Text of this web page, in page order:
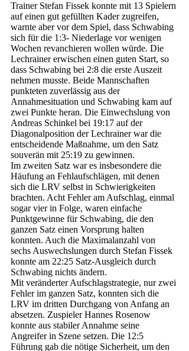
Trainer Stefan Fissek konnte mit 13 Spielern
auf einen gut gefüllten Kader zugreifen,
warnte aber vor dem Spiel, dass Schwabing
sich für die 1:3- Niederlage vor wenigen
Wochen revanchieren wollen würde. Die
Lechrainer erwischen einen guten Start, so
dass Schwabing bei 2:8 die erste Auszeit
nehmen musste. Beide Mannschaften
punkteten zuverlässig aus der
Annahmesituation und Schwabing kam auf
zwei Punkte heran. Die Einwechslung von
Andreas Schinkel bei 19:17 auf der
Diagonalposition der Lechrainer war die
entscheidende Maßnahme, um den Satz
souverän mit 25:19 zu gewinnen.
Im zweiten Satz war es insbesondere die
Häufung an Fehlaufschlägen, mit denen
sich die LRV selbst in Schwierigkeiten
brachten. Acht Fehler am Aufschlag, einmal
sogar vier in Folge, waren einfache
Punktgewinne für Schwabing, die den
ganzen Satz einen Vorsprung halten
konnten. Auch die Maximalanzahl von
sechs Auswechslungen durch Stefan Fissek
konnte am 22:25 Satz-Ausgleich durch
Schwabing nichts ändern.
Mit veränderter Aufschlagstrategie, nur zwei
Fehler im ganzen Satz, konnten sich die
LRV im dritten Durchgang von Anfang an
absetzen. Zuspieler Hannes Rosenow
konnte aus stabiler Annahme seine
Angreifer in Szene setzen. Die 12:5
Führung gab die nötige Sicherheit, um den